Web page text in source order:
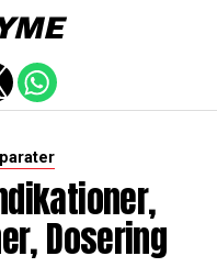
Dosering